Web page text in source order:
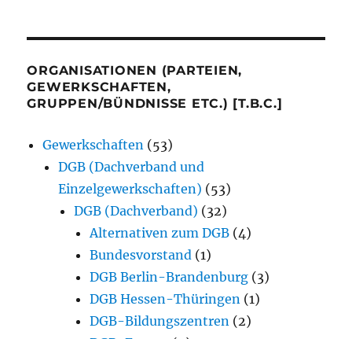
ORGANISATIONEN (PARTEIEN,
GEWERKSCHAFTEN,
GRUPPEN/BÜNDNISSE ETC.) [T.B.C.]
Gewerkschaften (53)
DGB (Dachverband und
Einzelgewerkschaften) (53)
DGB (Dachverband) (32)
Alternativen zum DGB (4)
Bundesvorstand (1)
DGB Berlin-Brandenburg (3)
DGB Hessen-Thüringen (1)
DGB-Bildungszentren (2)